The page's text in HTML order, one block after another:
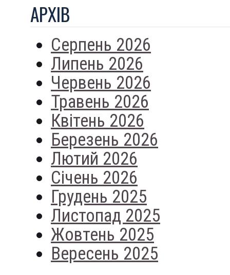
АРХIВ
Серпень 2026
Липень 2026
Червень 2026
Травень 2026
Квітень 2026
Березень 2026
Лютий 2026
Січень 2026
Грудень 2025
Листопад 2025
Жовтень 2025
Вересень 2025